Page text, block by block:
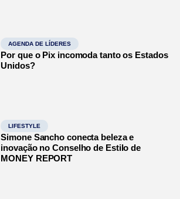
AGENDA DE LÍDERES
Por que o Pix incomoda tanto os Estados
Unidos?
LIFESTYLE
Simone Sancho conecta beleza e
inovação no Conselho de Estilo de
MONEY REPORT